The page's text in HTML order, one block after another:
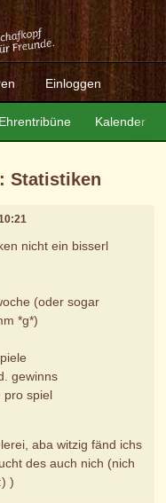
Einloggen
Ehrentribüne Kalender
: Statistiken
nicht ein bisserl
(oder sogar
*g*)
gewinns
pro spiel
aba witzig fänd ichs
des auch nich (nich
)